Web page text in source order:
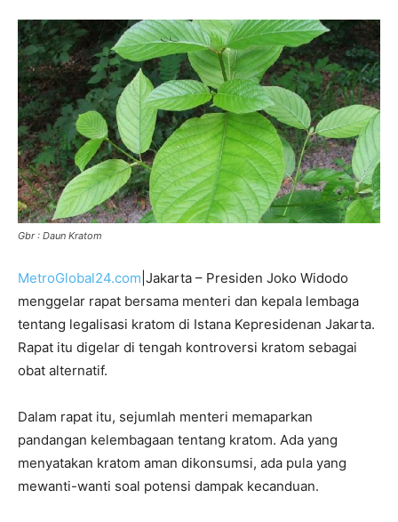
Gbr : Daun Kratom
MetroGlobal24.com |Jakarta – Presiden Joko Widodo
menggelar rapat bersama menteri dan kepala lembaga
tentang legalisasi kratom di Istana Kepresidenan Jakarta.
Rapat itu digelar di tengah kontroversi kratom sebagai
obat alternatif.
Dalam rapat itu, sejumlah menteri memaparkan
pandangan kelembagaan tentang kratom. Ada yang
menyatakan kratom aman dikonsumsi, ada pula yang
mewanti-wanti soal potensi dampak kecanduan.